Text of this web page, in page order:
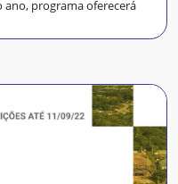
ano, programa oferecerá